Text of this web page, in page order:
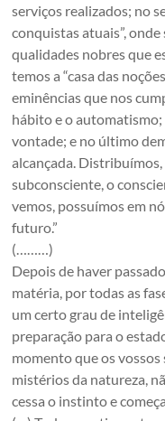
serviços realizados; no
conquistas atuais”,
qualidades nobres que
temos a “casa das
eminências que nos
hábito e o
vontade; e no último
alcançada.
subconsciente, o
vemos, possuímos em
futuro.”
(………)
Depois de haver
matéria, por todas as
um certo grau de
preparação para o
momento que os
mistérios da natureza,
cessa o instinto e